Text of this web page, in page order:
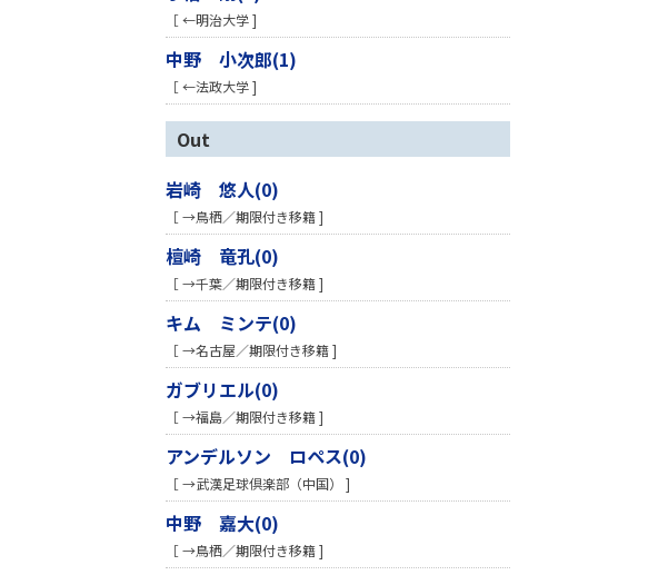
［ ←明治大学 ]
中野 小次郎(1)
［ ←法政大学 ]
Out
岩崎 悠人(0)
［ →鳥栖／期限付き移籍 ]
檀崎 竜孔(0)
［ →千葉／期限付き移籍 ]
キム ミンテ(0)
［ →名古屋／期限付き移籍 ]
ガブリエル(0)
［ →福島／期限付き移籍 ]
アンデルソン ロペス(0)
［ →武漢足球倶楽部（中国） ]
中野 嘉大(0)
［ →鳥栖／期限付き移籍 ]